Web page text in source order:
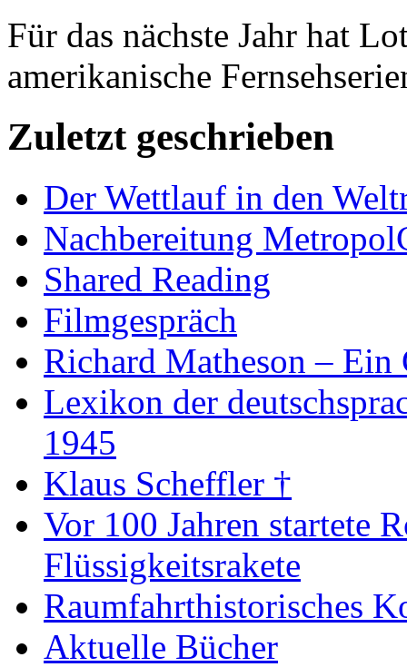
Für das nächste Jahr hat
amerikanische
Zuletzt geschrieben
Der Wettlauf in den
Nachbereitung
Shared Reading
Filmgespräch
Richard Matheson – Ein
Lexikon der
1945
Klaus Scheffler †
Vor 100 Jahren startete
Flüssigkeitsrakete
Raumfahrthistorisches
Aktuelle Bücher